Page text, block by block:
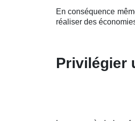
En conséquence
réaliser des
Privilégier